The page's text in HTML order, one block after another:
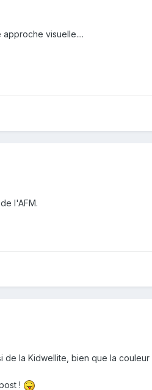
approche visuelle....
l'AFM.
de la Kidwellite, bien que la
!